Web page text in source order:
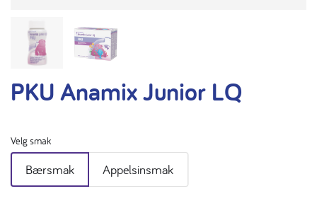
PKU Anamix Junior LQ
Velg smak
Bærsmak Appelsinsmak